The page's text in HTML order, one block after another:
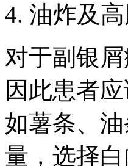
4. 油炸及
对于副银
因此患者
如薯条、
量，选择